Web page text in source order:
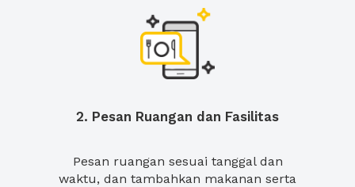
2. Pesan Ruangan dan Fasilitas
Pesan ruangan sesuai tanggal dan
waktu, dan tambahkan makanan serta